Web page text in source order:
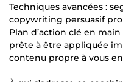
Techniques avancées :
copywriting persuasif
Plan d’action clé en
prête à être appliquée
contenu propre à vous